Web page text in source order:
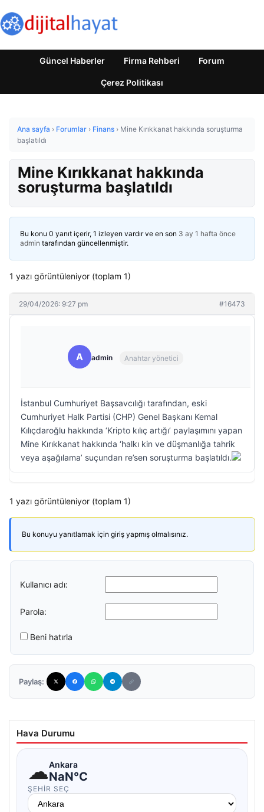
Güncel Haberler Firma Rehberi Forum
Çerez Politikası
Ana sayfa › Forumlar › Finans › Mine Kırıkkanat hakkında soruşturma
başlatıldı
Mine Kırıkkanat hakkında
soruşturma başlatıldı
Bu konu 0 yanıt içerir, 1 izleyen vardır ve en son 3 ay 1 hafta önce
admin tarafından güncellenmiştir.
1 yazı görüntüleniyor (toplam 1)
29/04/2026: 9:27 pm #16473
A admin Anahtar yönetici
İstanbul Cumhuriyet Başsavcılığı tarafından, eski
Cumhuriyet Halk Partisi (CHP) Genel Başkanı Kemal
Kılıçdaroğlu hakkında ‘Kripto kılıç artığı’ paylaşımını yapan
Mine Kırıkkanat hakkında ‘halkı kin ve düşmanlığa tahrik
veya aşağılama’ suçundan re’sen soruşturma başlatıldı.
1 yazı görüntüleniyor (toplam 1)
Bu konuyu yanıtlamak için giriş yapmış olmalısınız.
Kullanıcı adı:
Parola:
Beni hatırla
Paylaş:
Hava Durumu
☁Ankara
NaN°C
ŞEHIR SEÇ